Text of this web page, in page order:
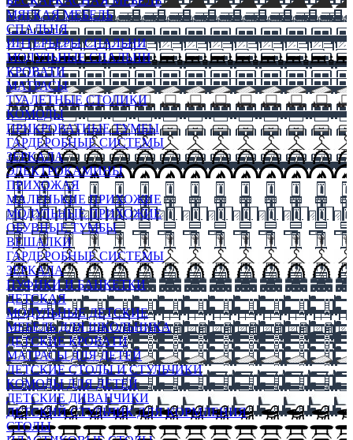
МЯГКАЯ МЕБЕЛЬ
СПАЛЬНЯ
ИНТЕРЬЕРЫ СПАЛЬНИ
МОДУЛЬНЫЕ СПАЛЬНИ
КРОВАТИ
МАТРАСЫ
ТУАЛЕТНЫЕ СТОЛИКИ
КОМОДЫ
ПРИКРОВАТНЫЕ ТУМБЫ
ГАРДЕРОБНЫЕ СИСТЕМЫ
ЗЕРКАЛА
ЭЛЕКТРОКАМИНЫ
ПРИХОЖАЯ
МАЛЕНЬКИЕ ПРИХОЖИЕ
МОДУЛЬНЫЕ ПРИХОЖИЕ
ОБУВНЫЕ ТУМБЫ
ВЕШАЛКИ
ГАРДЕРОБНЫЕ СИСТЕМЫ
ЗЕРКАЛА
ПУФИКИ И БАНКЕТКИ
ДЕТСКАЯ
МОДУЛЬНЫЕ ДЕТСКИЕ
МЕБЕЛЬ ДЛЯ ШКОЛЬНИКА
ДЕТСКИЕ КРОВАТИ
МАТРАСЫ ДЛЯ ДЕТЕЙ
ДЕТСКИЕ СТОЛЫ И СТУЛЬЧИКИ
КОМОДЫ ДЛЯ ДЕТЕЙ
ДЕТСКИЕ ДИВАНЧИКИ
ДЕТСКИЙ СТУЛЬЧИК ДЛЯ КОРМЛЕНИЯ
СТОЛЫ